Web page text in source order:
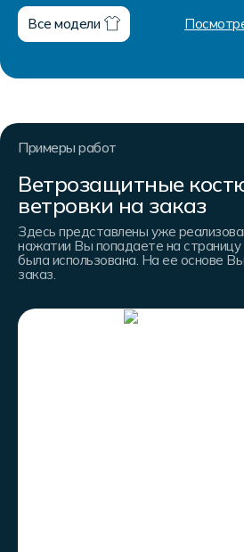
Все модели
Примеры работ
Ветрозащитные
ветровки на заказ
Здесь представлены уже
нажатии Вы попадаете на
была использована. На ее основе
заказ.